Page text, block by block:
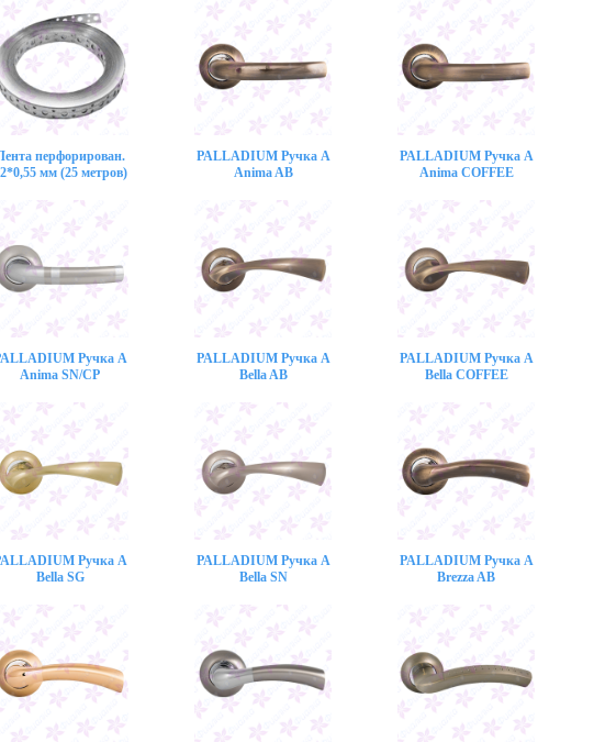
перфорирован.
мм (25 метров)
PALLADIUM Ручка A
Anima AB
PALLADIUM Ручка A
Anima COFFEE
Ручка A
Anima SN/CP
PALLADIUM Ручка A
Bella AB
PALLADIUM Ручка A
Bella COFFEE
Ручка A
Bella SG
PALLADIUM Ручка A
Bella SN
PALLADIUM Ручка A
Brezza AB